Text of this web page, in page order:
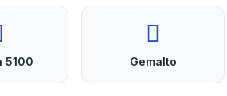
5100 Gemalto